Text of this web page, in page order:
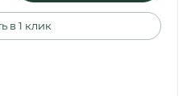
в 1 клик